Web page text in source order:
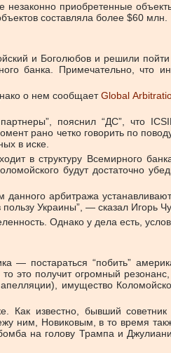
незаконно приобретенные
составляла более $60 млн.
и Боголюбов и решили
банка. Примечательно,
о нем сообщаетGlobal
пояснил “ДС”, что
рано четко говорить по
в иске.
в структуру Всемирного
будут достаточно
арбитража
Украины”, — сказал Игорь
Однако у дела есть,
— постараться “побить”
это получит огромный
имущество
Как известно, бывший
ним, Новиковым, в то время
на голову Трампа и